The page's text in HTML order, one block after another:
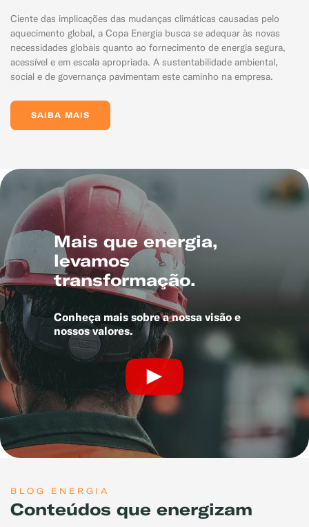
Ciente das implicações das mudanças climáticas causadas pelo
aquecimento global, a Copa Energia busca se adequar às novas
necessidades globais quanto ao fornecimento de energia segura,
acessível e em escala apropriada. A sustentabilidade ambiental,
social e de governança pavimentam este caminho na empresa.
SAIBA MAIS
Mais que energia,
levamos
transformação.
Conheça mais sobre a nossa visão e
nossos valores.
BLOG ENERGIA
Conteúdos que energizam